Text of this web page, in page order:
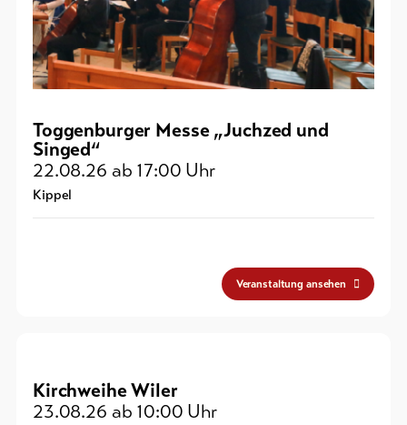
Toggenburger Messe „Juchzed und
Singed“
22.08.26 ab 17:00 Uhr
Kippel
Veranstaltung ansehen
Kirchweihe Wiler
23.08.26 ab 10:00 Uhr